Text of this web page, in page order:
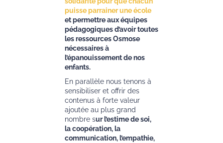
puisse parrainer une école
et permettre aux équipes
pédagogiques d’avoir toutes
les ressources Osmose
nécessaires à
l’épanouissement de nos
enfants.
En parallèle nous tenons à
sensibiliser et offrir des
contenus à forte valeur
ajoutée au plus grand
nombre sur l’estime de soi,
la coopération, la
communication, l’empathie,